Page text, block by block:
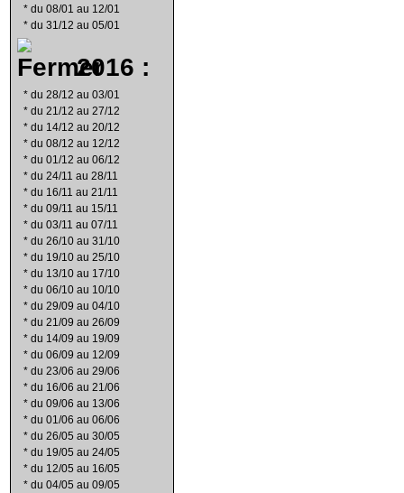
* du 08/01 au 12/01
* du 31/12 au 05/01
2016 :
* du 28/12 au 03/01
* du 21/12 au 27/12
* du 14/12 au 20/12
* du 08/12 au 12/12
* du 01/12 au 06/12
* du 24/11 au 28/11
* du 16/11 au 21/11
* du 09/11 au 15/11
* du 03/11 au 07/11
* du 26/10 au 31/10
* du 19/10 au 25/10
* du 13/10 au 17/10
* du 06/10 au 10/10
* du 29/09 au 04/10
* du 21/09 au 26/09
* du 14/09 au 19/09
* du 06/09 au 12/09
* du 23/06 au 29/06
* du 16/06 au 21/06
* du 09/06 au 13/06
* du 01/06 au 06/06
* du 26/05 au 30/05
* du 19/05 au 24/05
* du 12/05 au 16/05
* du 04/05 au 09/05